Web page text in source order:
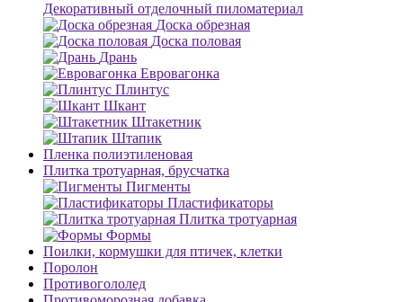
Декоративный отделочный пиломатериал
Доска обрезная
Доска половая
Дрань
Евровагонка
Плинтус
Шкант
Штакетник
Штапик
Пленка полиэтиленовая
Плитка тротуарная, брусчатка
Пигменты
Пластификаторы
Плитка тротуарная
Формы
Поилки, кормушки для птичек, клетки
Поролон
Противогололед